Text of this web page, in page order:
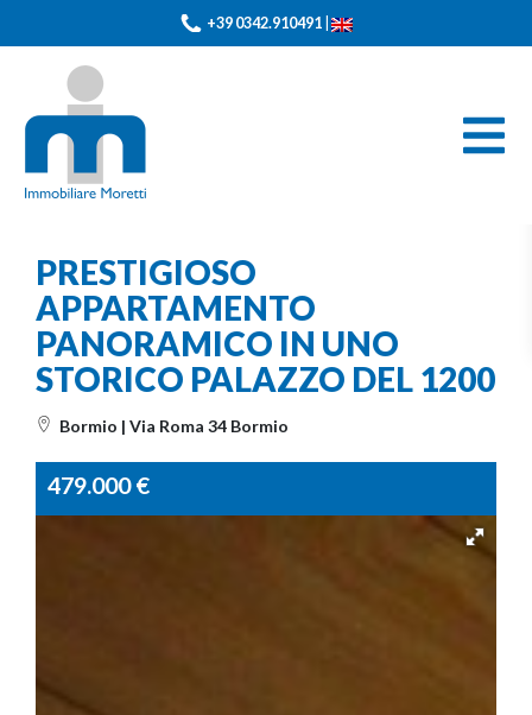
+39 0342.910491
PRESTIGIOSO
APPARTAMENTO
PANORAMICO IN UNO
STORICO PALAZZO DEL 1200
Bormio | Via Roma 34 Bormio
479.000€